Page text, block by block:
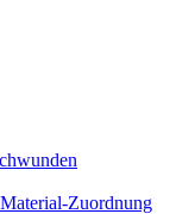
Zuordnung